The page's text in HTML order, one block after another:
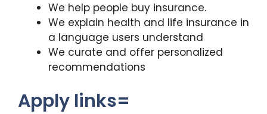
We help people buy insurance.
We explain health and life insurance in
a language users understand
We curate and offer personalized
recommendations
Apply links=